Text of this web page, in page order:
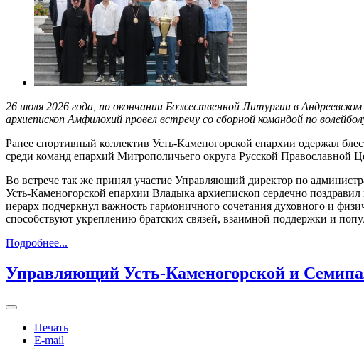
26 июля 2026 года, по окончании Божественной Литургии в
архиепископ Амфилохий провел встречу со сборной командой по
Ранее спортивный коллектив Усть-Каменогорской епархии одержал
среди команд епархий Митрополичьего округа Русской Православной
Во встрече так же принял участие Управляющий директор по
Усть-Каменогорской епархии Владыка архиепископ сердечно
иерарх подчеркнул важность гармоничного сочетания духовного и
способствуют укреплению братских связей, взаимной поддержки и
Подробнее...
Управляющий Усть-Каменогорской и
Печать
E-mail